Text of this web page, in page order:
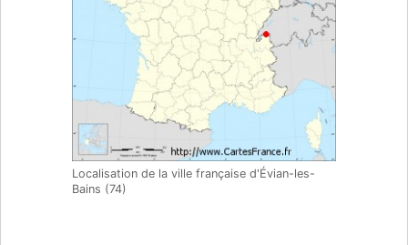
Localisation de la ville française d'Évian-les-
Bains (74)